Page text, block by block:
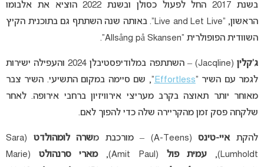
בשנת 2017 החל לפעול כסולן ובשנת 2022 הוציא את אלבומו
הראשון, “Live and Let Live”. באותה שנה השתתף גם בתוכנית הקיץ
השוודית הפופולרית “Allsång på Skansen”.
ג’קלין
(Jacqline) – השתתפה במלודיפסטיבלן 2024 והעפילה ישירות
לגמר עם השיר “Effortless”, שם סיימה במקום התשיעי. השיר צבר
מאוחר יותר תאוצה בקרב מעריצי אירוויזיון ברחבי אירופה. לאחר
שלקחה פסק זמן מהקריירה שלה כדי להפוך לאם.
להקתאיי-טינס (A-Teens) – מורכבת מ שרה לומהולדט
(Sara
Lumholdt),
עמית פול (Amit Paul), מארי סרנהולט
(Marie